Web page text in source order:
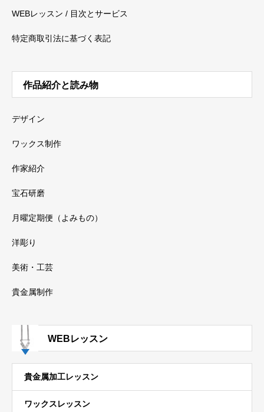
WEBレッスン / 目次とサービス
特定商取引法に基づく表記
作品紹介と読み物
デザイン
ワックス制作
作家紹介
宝石研磨
月曜定期便（よみもの）
洋彫り
美術・工芸
貴金属制作
WEBレッスン
貴金属加工レッスン
ワックスレッスン